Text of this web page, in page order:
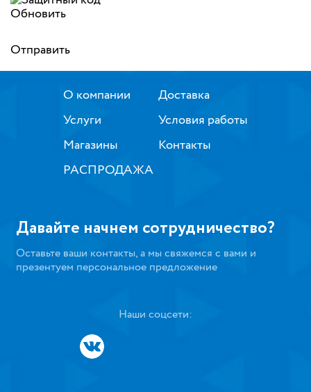
Обновить
Отправить
О компании
Услуги
Магазины
РАСПРОДАЖА
Доставка
Условия работы
Контакты
Давайте начнем сотрудничество?
Оставьте ваши контакты, а мы свяжемся с вами и
презентуем персональное предложение
Наши соцсети: